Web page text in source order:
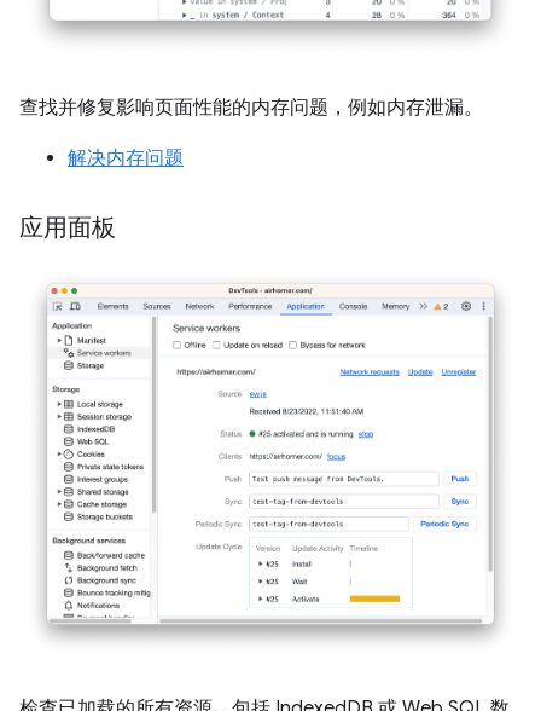
查找并修复影响页面性能的内存问题，例如内存泄漏。
解决内存问题
应用面板